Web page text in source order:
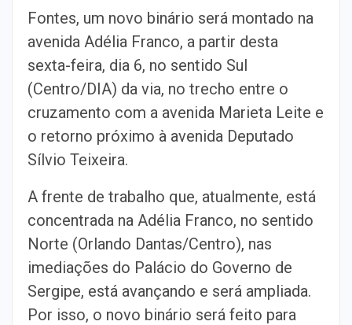
Fontes, um novo binário será montado na
avenida Adélia Franco, a partir desta
sexta-feira, dia 6, no sentido Sul
(Centro/DIA) da via, no trecho entre o
cruzamento com a avenida Marieta Leite e
o retorno próximo à avenida Deputado
Sílvio Teixeira.
A frente de trabalho que, atualmente, está
concentrada na Adélia Franco, no sentido
Norte (Orlando Dantas/Centro), nas
imediações do Palácio do Governo de
Sergipe, está avançando e será ampliada.
Por isso, o novo binário será feito para